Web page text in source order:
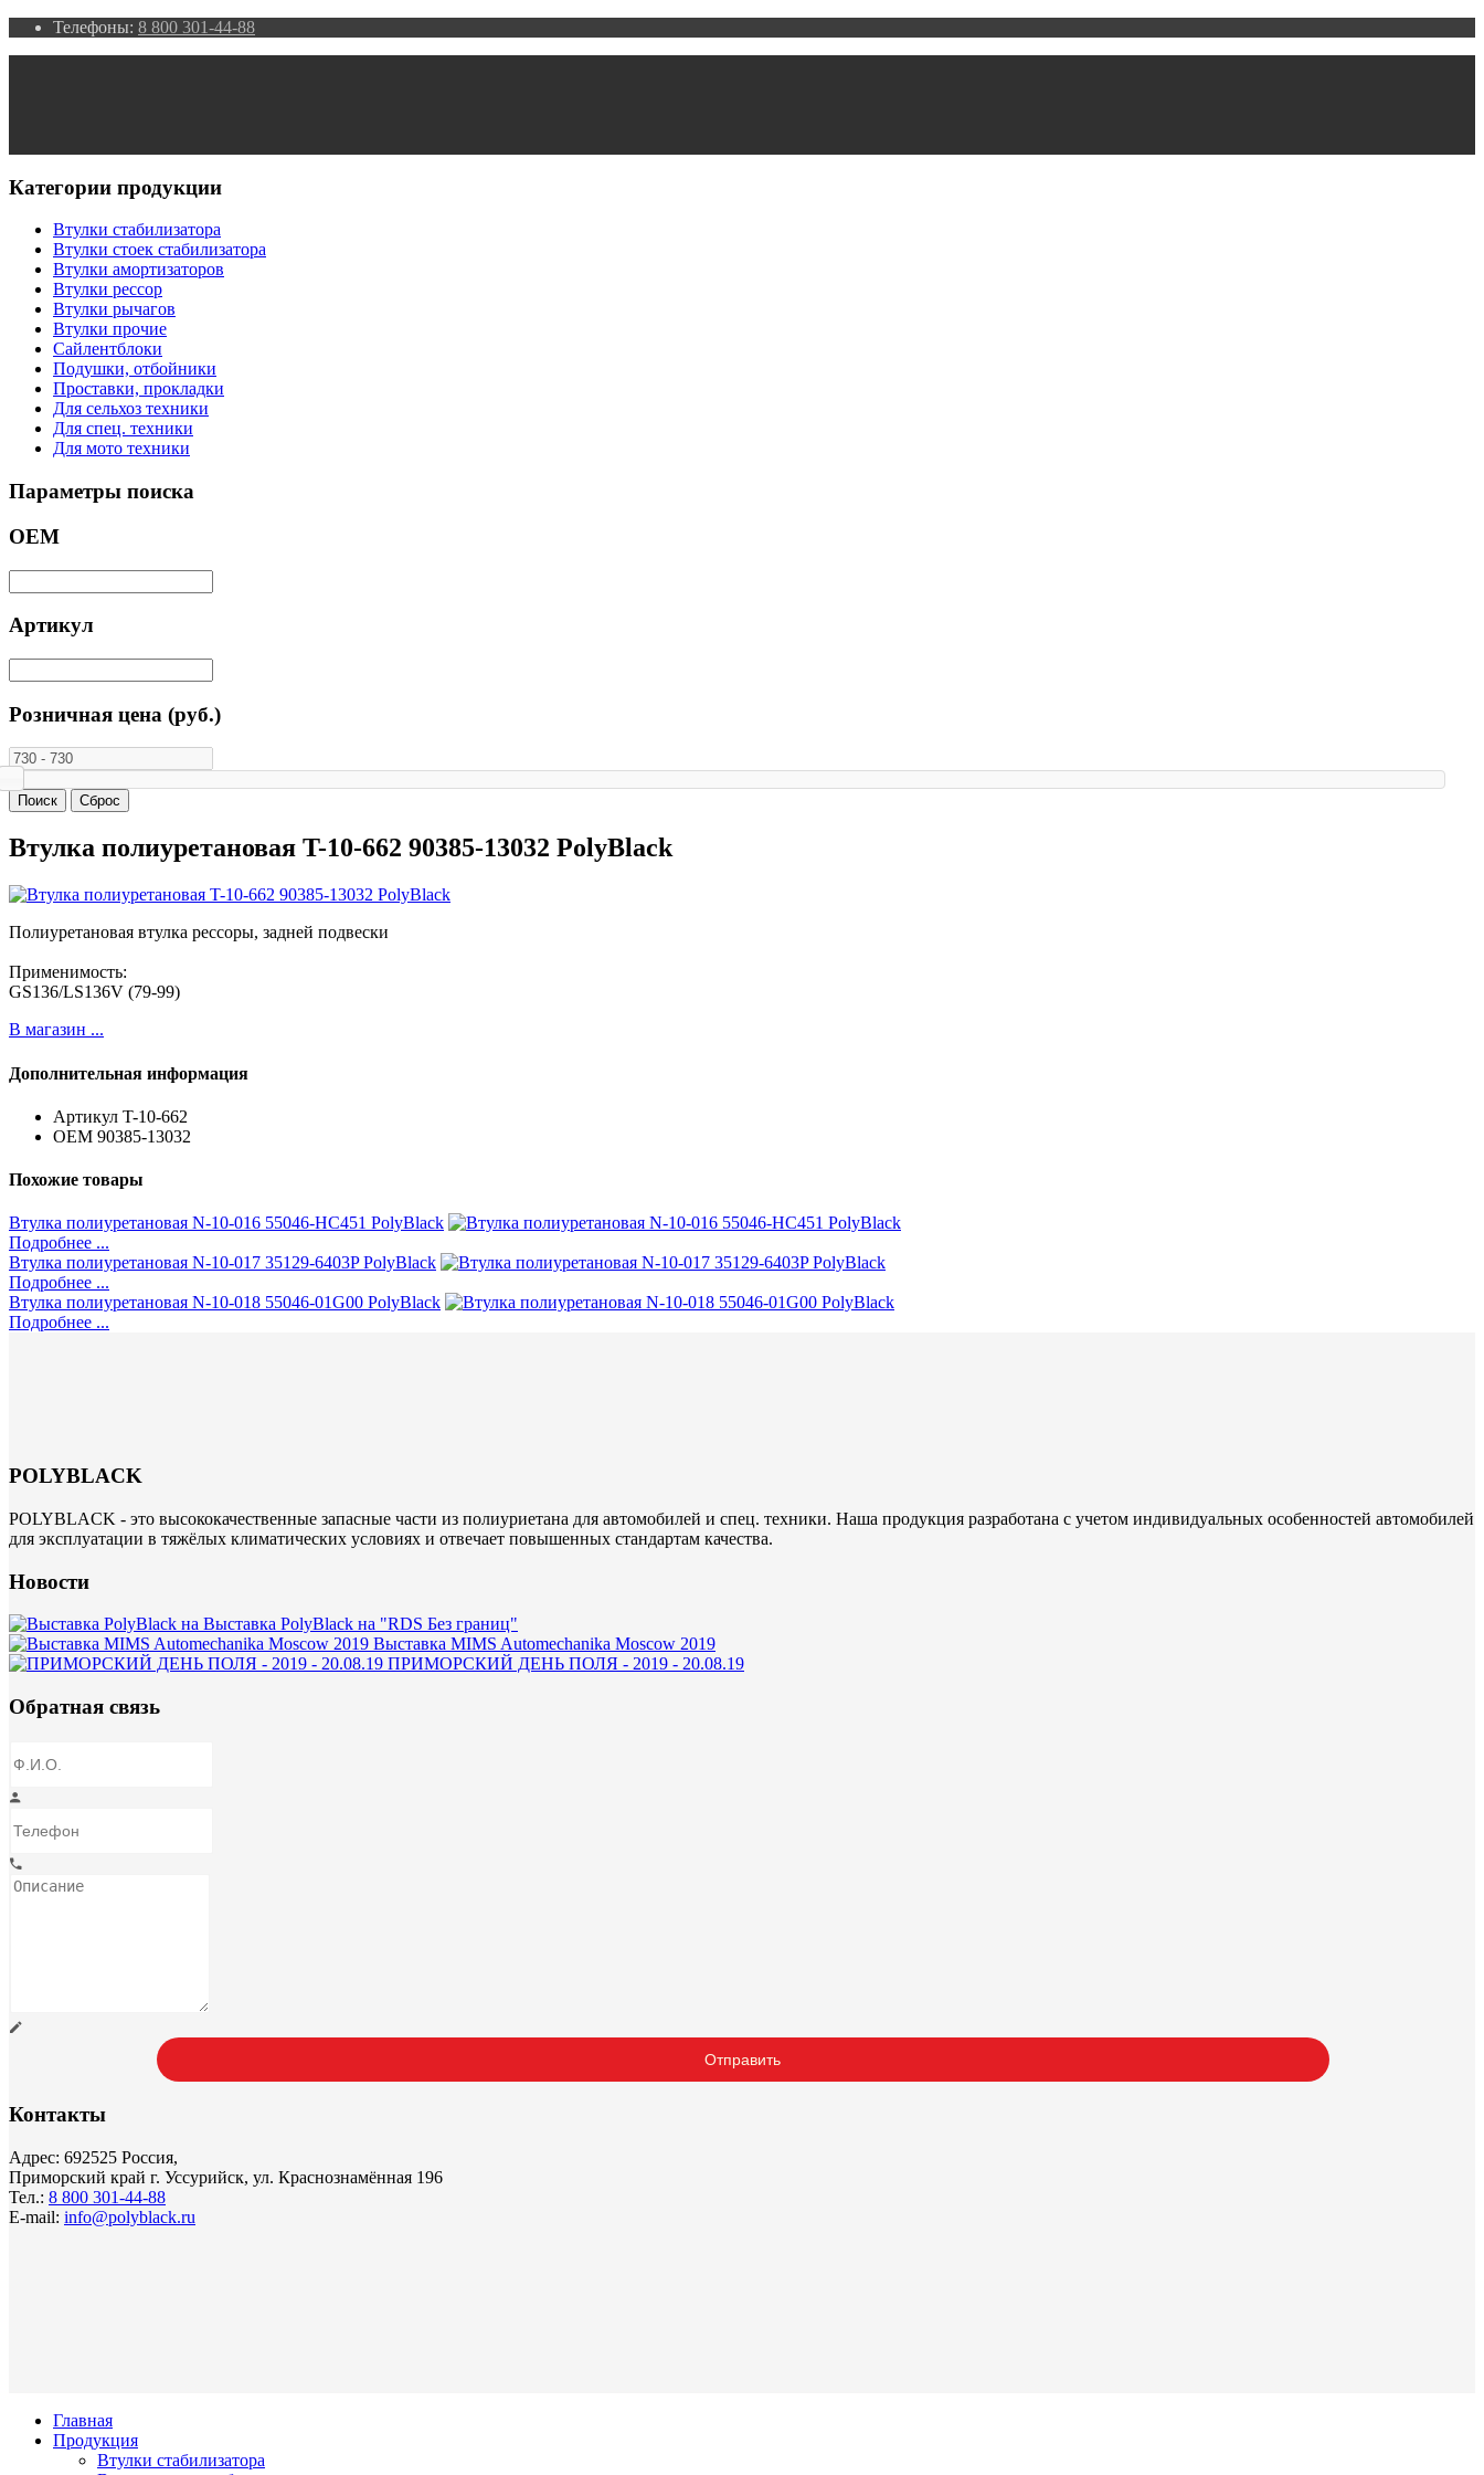
Телефоны: 8 800 301-44-88
Категории продукции
Втулки стабилизатора
Втулки стоек стабилизатора
Втулки амортизаторов
Втулки рессор
Втулки рычагов
Втулки прочие
Сайлентблоки
Подушки, отбойники
Проставки, прокладки
Для сельхоз техники
Для спец. техники
Для мото техники
Параметры поиска
ОЕМ
Артикул
Розничная цена (руб.)
Втулка полиуретановая T-10-662 90385-13032 PolyBlack
Полиуретановая втулка рессоры, задней подвески
Применимость:
GS136/LS136V (79-99)
В магазин ...
Дополнительная информация
Артикул T-10-662
ОЕМ 90385-13032
Похожие товары
Втулка полиуретановая N-10-016 55046-HC451 PolyBlack
Подробнее ...
Втулка полиуретановая N-10-017 35129-6403P PolyBlack
Подробнее ...
Втулка полиуретановая N-10-018 55046-01G00 PolyBlack
Подробнее ...
POLYBLACK
POLYBLACK - это высококачественные запасные части из полиуриетана для автомобилей и спец. техники. Наша продукция разработана с учетом индивидуальных особенностей автомобилей
для эксплуатации в тяжёлых климатических условиях и отвечает повышенных стандартам качества.
Новости
Выставка PolyBlack на "RDS Без границ"
Выставка MIMS Automechanika Moscow 2019
ПРИМОРСКИЙ ДЕНЬ ПОЛЯ - 2019 - 20.08.19
Обратная связь
Контакты
Адрес: 692525 Россия,
Приморский край г. Уссурийск, ул. Краснознамённая 196
Тел.: 8 800 301-44-88
E-mail: info@polyblack.ru
Главная
Продукция
Втулки стабилизатора